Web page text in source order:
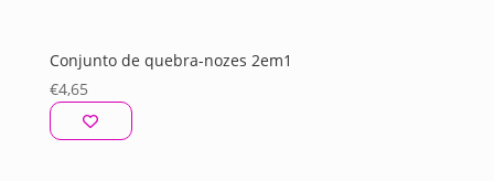
Conjunto de quebra-nozes 2em1
€4,65